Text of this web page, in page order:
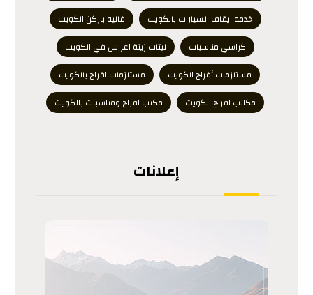
خدمه ايقاف السيارات بالكويت
فاليه باركن الكويت
كراسي مناسبات
ليتات زينة اعراس في الكويت
مستلزمات أفراح الكويت
مستلزمات افراح بالكويت
مكاتب افراح الكويت
مكتب افراح ومناسبات بالكويت
إعلانات